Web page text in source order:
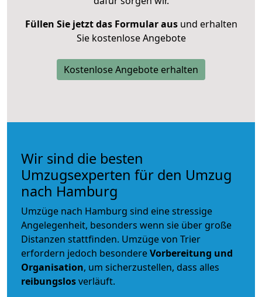
Füllen Sie jetzt das Formular ausund erhalten
Sie kostenlose Angebote
Kostenlose Angebote erhalten
Wir sind die besten
Umzugsexperten für den Umzug
nach Hamburg
Umzüge nach Hamburg sind eine stressige
Angelegenheit, besonders wenn sie über große
Distanzen stattfinden. Umzüge von Trier
erfordern jedoch besondereVorbereitung und
Organisation, um sicherzustellen, dass alles
reibungslosverläuft.